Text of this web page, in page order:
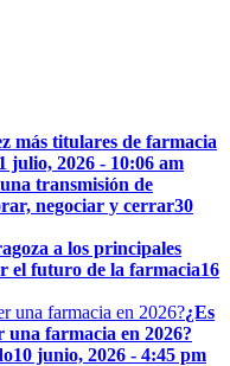
más titulares de farmacia
julio, 2026 - 10:06 am
transmisión de
negociar y cerrar30
a los principales
el futuro de la farmacia16
¿Es
farmacia en 2026?
10 junio, 2026 - 4:45 pm